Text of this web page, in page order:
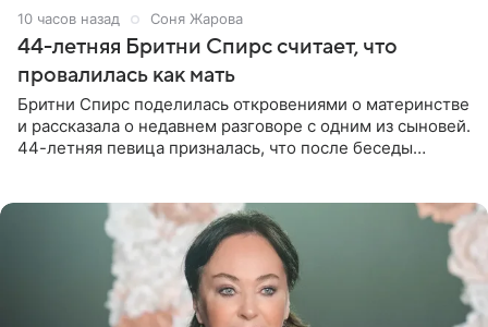
10 часов назад Соня Жарова
44-летняя Бритни Спирс считает, что
провалилась как мать
Бритни Спирс поделилась откровениями о материнстве
и рассказала о недавнем разговоре с одним из сыновей.
44-летняя певица призналась, что после беседы